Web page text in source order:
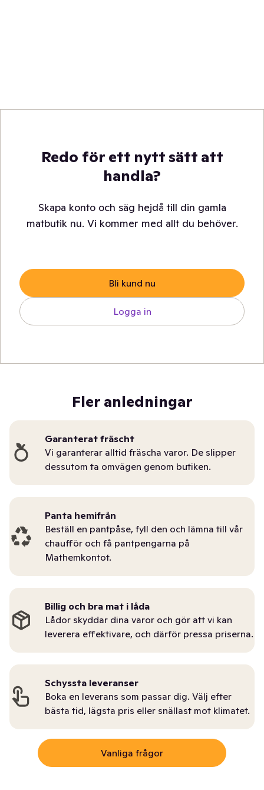
Redo för ett nytt sätt att
handla?
Skapa konto och säg hejdå till din gamla
matbutik nu. Vi kommer med allt du behöver.
Bli kund nu
Logga in
Fler anledningar
Garanterat fräscht
Vi garanterar alltid fräscha varor. De slipper
dessutom ta omvägen genom butiken.
Panta hemifrån
Beställ en pantpåse, fyll den och lämna till vår
chaufför och få pantpengarna på
Mathemkontot.
Billig och bra mat i låda
Lådor skyddar dina varor och gör att vi kan
leverera effektivare, och därför pressa priserna.
Schyssta leveranser
Boka en leverans som passar dig. Välj efter
bästa tid, lägsta pris eller snällast mot klimatet.
Vanliga frågor